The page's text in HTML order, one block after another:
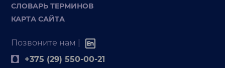
СЛОВАРЬ ТЕРМИНОВ
КАРТА САЙТА
Позвоните нам |
+375 (29) 550-00-21